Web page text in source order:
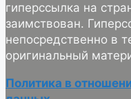
гиперссылка на
заимствован.
непосредственно в
оригинальный
Политика в